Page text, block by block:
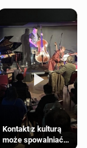
Kontakt z kulturą
może spowalniać